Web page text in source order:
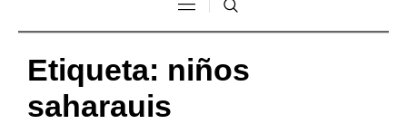
Etiqueta: niños
saharauis